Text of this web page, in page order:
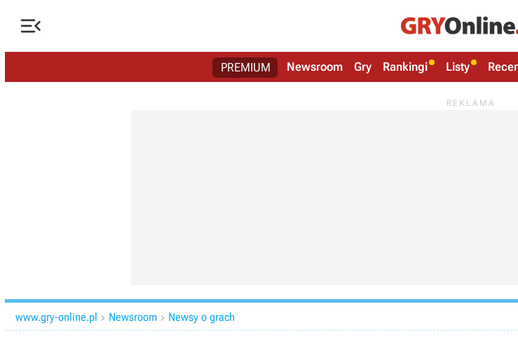

PREMIUM Newsroom Gry Rankingi Listy
www.gry-online.pl  Newsroom  Newsy o grach